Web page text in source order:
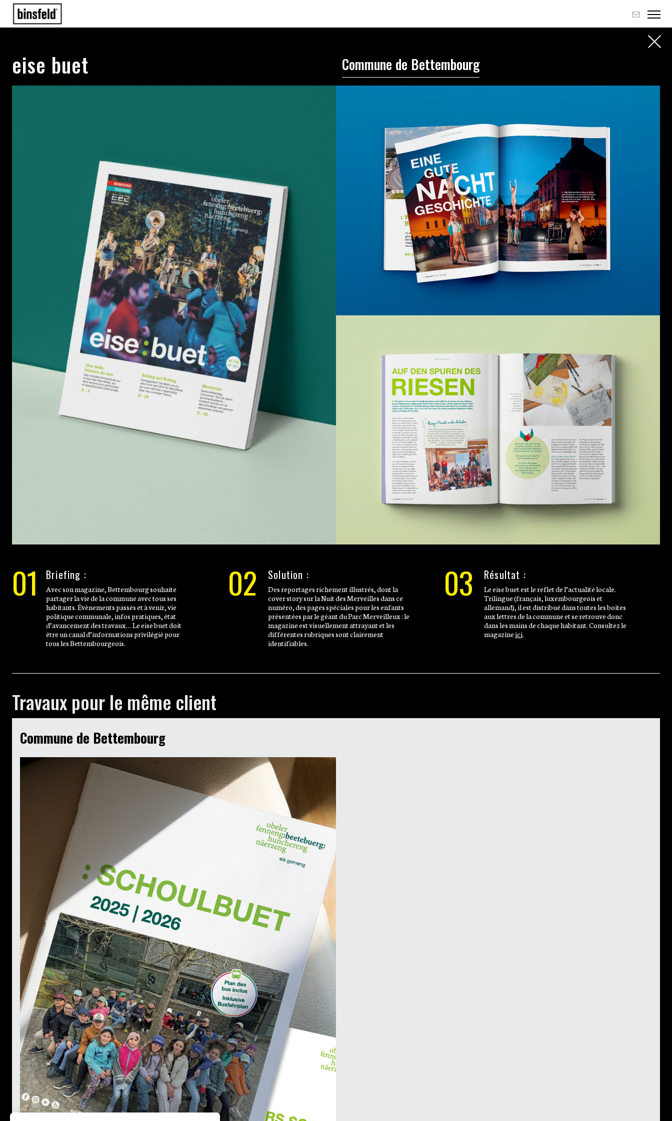
eise buet Commune de Bettembourg
01 Briefing :
Avec son magazine, Bettembourg souhaite
partager la vie de la commune avec tous ses
habitants. Évènements passés et à venir, vie
politique communale, infos pratiques, état
d’avancement des travaux… Le eise buet doit
être un canal d’informations privilégié pour
tous les Bettembourgeois.
02 Solution :
Des reportages richement illustrés, dont la
cover story sur la Nuit des Merveilles dans ce
numéro, des pages spéciales pour les enfants
présentées par le géant du Parc Merveilleux : le
magazine est visuellement attrayant et les
différentes rubriques sont clairement
identifiables.
03 Résultat :
Le eise buet est le reflet de l’actualité locale.
Trilingue (français, luxembourgeois et
allemand), il est distribué dans toutes les boites
aux lettres de la commune et se retrouve donc
dans les mains de chaque habitant. Consultez le
magazineici.
Travaux pour le même client
Commune de Bettembourg